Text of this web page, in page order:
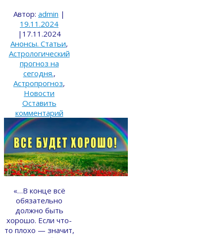
Автор: admin |
19.11.2024
| 17.11.2024
Анонсы. Статьи,
Астрологический
прогноз на
сегодня.,
Астропрогноз,
Новости
Оставить
комментарий
«…В конце всё
обязательно
должно быть
хорошо. Если что-
то плохо — значит,